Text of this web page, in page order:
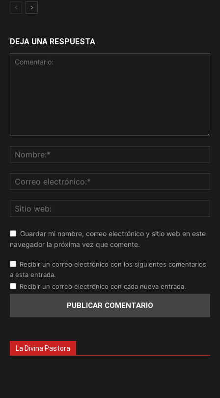
DEJA UNA RESPUESTA
Guardar mi nombre, correo electrónico y sitio web en este
navegador la próxima vez que comente.
Recibir un correo electrónico con los siguientes comentarios
a esta entrada.
Recibir un correo electrónico con cada nueva entrada.
La Divina Pastora